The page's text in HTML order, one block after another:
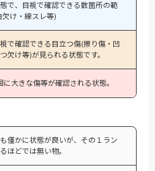
で、目視で確認できる数箇所の範
欠け・線スレ等)
で確認できる目立つ傷(擦り傷・凹
欠け等)が見られる状態です。
に大きな傷等が確認される状態。
僅かに状態が良いが、その１ラン
ほどでは無い物。